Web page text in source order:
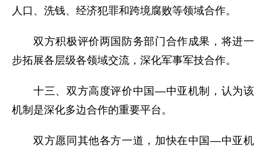
人口、洗钱、经济犯罪和跨境腐败等领域合作。
双方积极评价两国防务部门合作成果，将进一
步拓展各层级各领域交流，深化军事军技合作。
十三、双方高度评价中国—中亚机制，认为该
机制是深化多边合作的重要平台。
双方愿同其他各方一道，加快在中国—中亚机